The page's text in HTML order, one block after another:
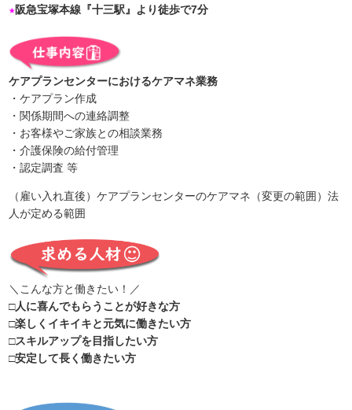
★阪急宝塚本線『十三駅』より徒歩で7分
ケアプランセンターにおけるケアマネ業務
・ケアプラン作成
・関係期間への連絡調整
・お客様やご家族との相談業務
・介護保険の給付管理
・認定調査 等
（雇い入れ直後）ケアプランセンターのケアマネ（変更の範囲）法
人が定める範囲
＼こんな方と働きたい！／
□人に喜んでもらうことが好きな方
□楽しくイキイキと元気に働きたい方
□スキルアップを目指したい方
□安定して長く働きたい方